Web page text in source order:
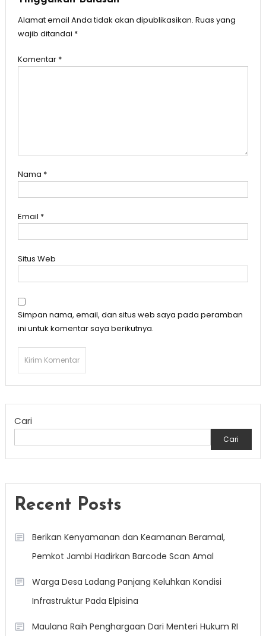
Alamat email Anda tidak akan dipublikasikan. Ruas yang
wajib ditandai *
Komentar *
Nama *
Email *
Situs Web
Simpan nama, email, dan situs web saya pada peramban
ini untuk komentar saya berikutnya.
Cari
Cari
Recent Posts
Berikan Kenyamanan dan Keamanan Beramal,
Pemkot Jambi Hadirkan Barcode Scan Amal
Warga Desa Ladang Panjang Keluhkan Kondisi
Infrastruktur Pada Elpisina
Maulana Raih Penghargaan Dari Menteri Hukum RI